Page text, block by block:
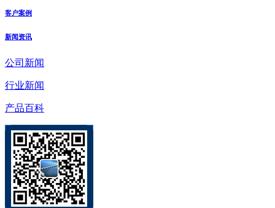
客户案例
新闻资讯
公司新闻
行业新闻
产品百科